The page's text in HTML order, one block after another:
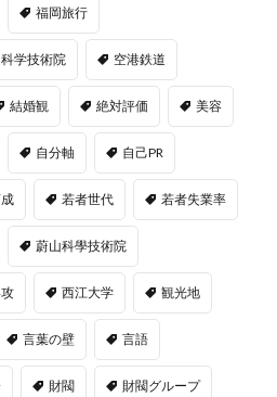
福岡旅行
科学技術院 空港鉄道
結婚観 絶対評価 美容
自分軸 自己PR
若者世代 若者失業率
蔚山科學技術院
西江大学 観光地
言葉の壁 言語
財閥 財閥グループ